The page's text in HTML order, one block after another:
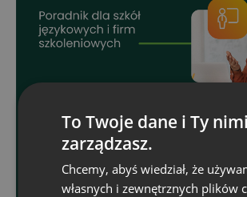
To Twoje dane i Ty nimi
zarządzasz.
Chcemy, abyś wiedział, że
własnych i zewnętrznych plików